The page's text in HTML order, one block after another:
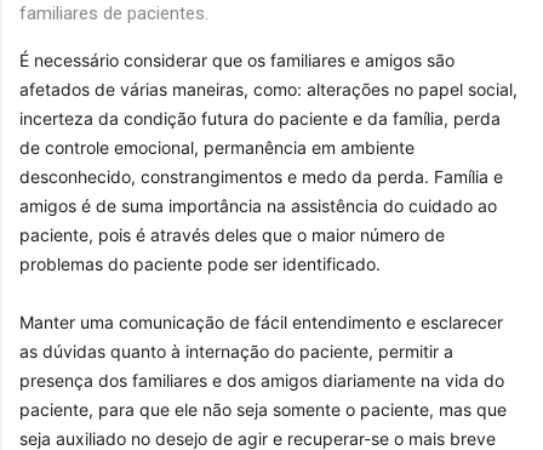
familiares de pacientes.
É necessário considerar que os familiares e amigos são
afetados de várias maneiras, como: alterações no papel social,
incerteza da condição futura do paciente e da família, perda
de controle emocional, permanência em ambiente
desconhecido, constrangimentos e medo da perda. Família e
amigos é de suma importância na assistência do cuidado ao
paciente, pois é através deles que o maior número de
problemas do paciente pode ser identificado.
Manter uma comunicação de fácil entendimento e esclarecer
as dúvidas quanto à internação do paciente, permitir a
presença dos familiares e dos amigos diariamente na vida do
paciente, para que ele não seja somente o paciente, mas que
seja auxiliado no desejo de agir e recuperar-se o mais breve